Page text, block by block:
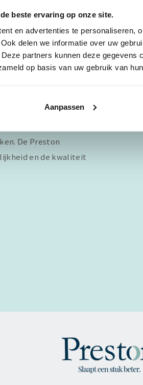
beste ervaring op onze site.
en advertenties te personaliseren,
delen we informatie over uw
partners kunnen deze gegevens
op basis van uw gebruik van
Aanpassen
Er is er dus altijd wel
De Preston
en de kwaliteit